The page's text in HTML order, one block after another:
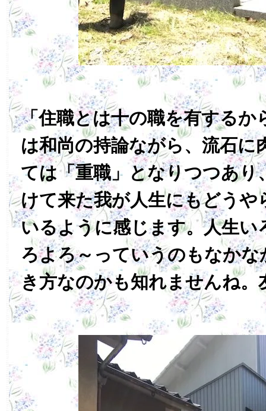
「住職とは十の職を有するか
は和尚の持論ながら、流石に
ては「重職」となりつつあり
けて来た我が人生にもどうや
いるように感じます。人生い
ろよろ～っていうのもなか
き方なのかも知れませんね。